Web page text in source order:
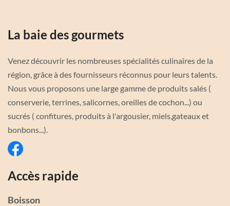
La baie des gourmets
Venez découvrir les nombreuses spécialités culinaires de la
région, grâce à des fournisseurs réconnus pour leurs talents.
Nous vous proposons une large gamme de produits salés (
conserverie, terrines, salicornes, oreilles de cochon...) ou
sucrés ( confitures, produits à l'argousier, miels,gateaux et
bonbons...).
Accès rapide
Boisson